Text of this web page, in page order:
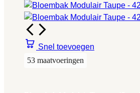
Snel toevoegen
53 maatvoeringen